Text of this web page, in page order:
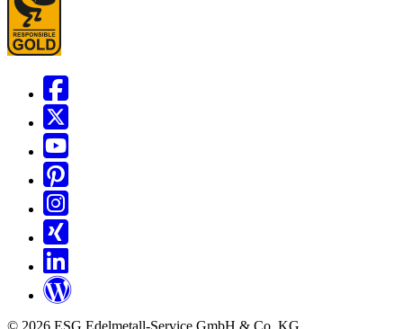
© 2026 ESG Edelmetall-Service GmbH & Co. KG